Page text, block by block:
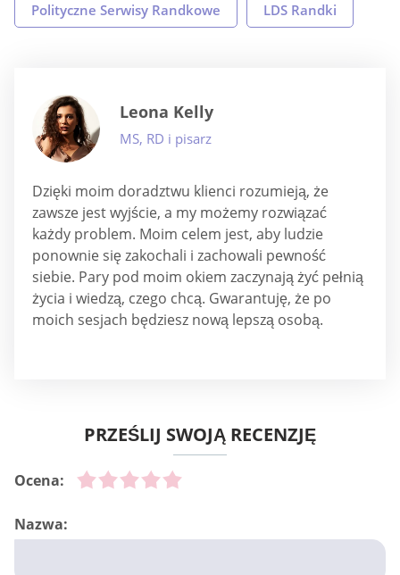
Polityczne Serwisy Randkowe LDS Randki
Leona Kelly
MS, RD i pisarz
Dzięki moim doradztwu klienci rozumieją, że
zawsze jest wyjście, a my możemy rozwiązać
każdy problem. Moim celem jest, aby ludzie
ponownie się zakochali i zachowali pewność
siebie. Pary pod moim okiem zaczynają żyć pełnią
życia i wiedzą, czego chcą. Gwarantuję, że po
moich sesjach będziesz nową lepszą osobą.
PRZEŚLIJ SWOJĄ RECENZJĘ
Ocena:
Nazwa: